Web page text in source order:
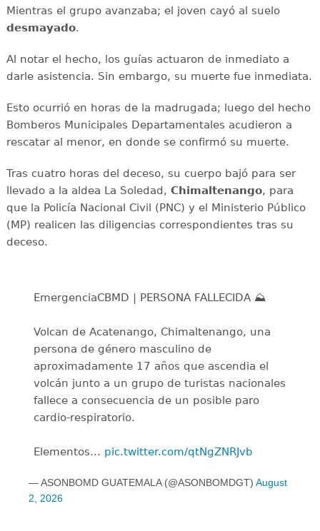
Mientras el grupo avanzaba; el joven cayó al suelo
desmayado.
Al notar el hecho, los guías actuaron de inmediato a
darle asistencia. Sin embargo, su muerte fue inmediata.
Esto ocurrió en horas de la madrugada; luego del hecho
Bomberos Municipales Departamentales acudieron a
rescatar al menor, en donde se confirmó su muerte.
Tras cuatro horas del deceso, su cuerpo bajó para ser
llevado a la aldea La Soledad, Chimaltenango, para
que la Policía Nacional Civil (PNC) y el Ministerio Público
(MP) realicen las diligencias correspondientes tras su
deceso.
EmergenciaCBMD | PERSONA FALLECIDA ⛰️
Volcan de Acatenango, Chimaltenango, una
persona de género masculino de
aproximadamente 17 años que ascendia el
volcán junto a un grupo de turistas nacionales
fallece a consecuencia de un posible paro
cardio-respiratorio.
Elementos… pic.twitter.com/qtNgZNRJvb
— ASONBOMD GUATEMALA (@ASONBOMDGT) August
2, 2026